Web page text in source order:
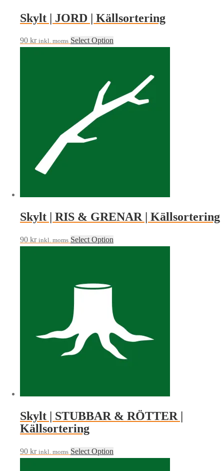
Skylt | JORD | Källsortering
90 kr inkl. moms Select Option
Skylt | RIS & GRENAR | Källsortering
90 kr inkl. moms Select Option
Skylt | STUBBAR & RÖTTER |
Källsortering
90 kr inkl. moms Select Option